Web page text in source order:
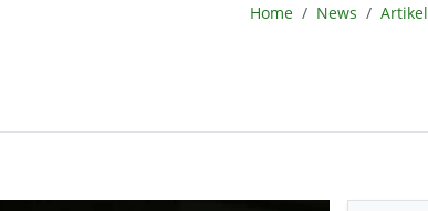
BörsenNEWS.de
Home News Artikel